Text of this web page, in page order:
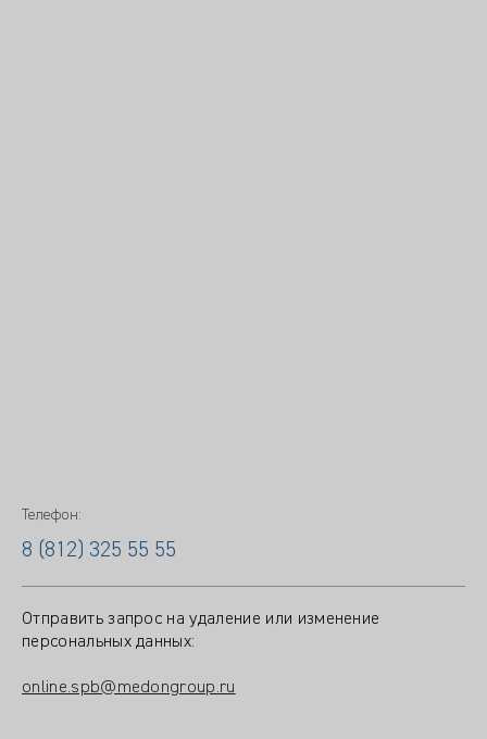
Телефон:
8 (812) 325 55 55
Отправить запрос на удаление или изменение
персональных данных:
online.spb@medongroup.ru